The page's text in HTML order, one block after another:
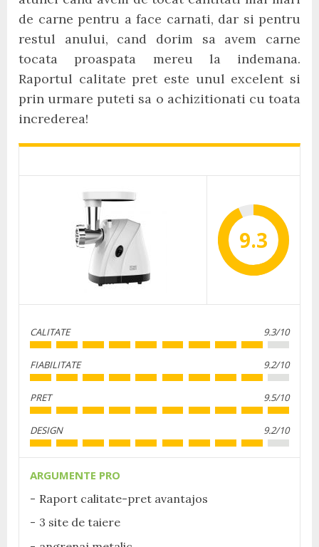
de carne pentru a face carnati, dar si pentru
restul anului, cand dorim sa avem carne
tocata proaspata mereu la indemana.
Raportul calitate pret este unul excelent si
prin urmare puteti sa o achizitionati cu toata
increderea!
9.3
CALITATE 9.3/10
FIABILITATE 9.2/10
PRET 9.5/10
DESIGN 9.2/10
ARGUMENTE PRO
Raport calitate-pret avantajos
3 site de taiere